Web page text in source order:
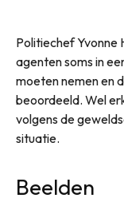
Politiechef Yvonne
agenten soms in
moeten nemen en
beoordeeld. Wel
volgens de
situatie.
Beelden